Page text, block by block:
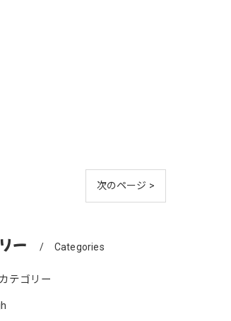
次のページ >
ー Categories
テゴリー